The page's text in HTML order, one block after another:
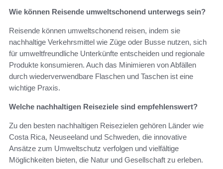
Wie können Reisende umweltschonend unterwegs sein?
Reisende können umweltschonend reisen, indem sie
nachhaltige Verkehrsmittel wie Züge oder Busse nutzen, sich
für umweltfreundliche Unterkünfte entscheiden und regionale
Produkte konsumieren. Auch das Minimieren von Abfällen
durch wiederverwendbare Flaschen und Taschen ist eine
wichtige Praxis.
Welche nachhaltigen Reiseziele sind empfehlenswert?
Zu den besten nachhaltigen Reisezielen gehören Länder wie
Costa Rica, Neuseeland und Schweden, die innovative
Ansätze zum Umweltschutz verfolgen und vielfältige
Möglichkeiten bieten, die Natur und Gesellschaft zu erleben.